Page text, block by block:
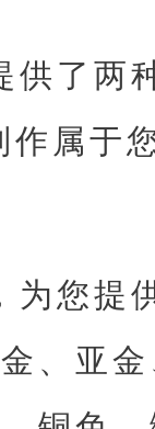
供了两
作属于
为您提
、亚